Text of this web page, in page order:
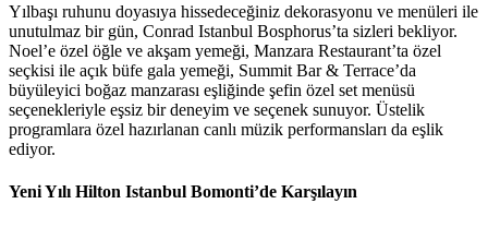
Yılbaşı ruhunu doyasıya hissedeceğiniz dekorasyonu ve menüleri ile
unutulmaz bir gün, Conrad Istanbul Bosphorus’ta sizleri bekliyor.
Noel’e özel öğle ve akşam yemeği, Manzara Restaurant’ta özel
seçkisi ile açık büfe gala yemeği, Summit Bar & Terrace’da
büyüleyici boğaz manzarası eşliğinde şefin özel set menüsü
seçenekleriyle eşsiz bir deneyim ve seçenek sunuyor. Üstelik
programlara özel hazırlanan canlı müzik performansları da eşlik
ediyor.
Yeni Yılı Hilton Istanbul Bomonti’de Karşılayın